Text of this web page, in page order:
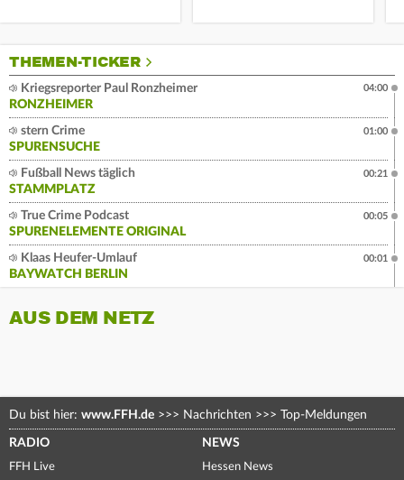
THEMEN-TICKER
Kriegsreporter Paul Ronzheimer
RONZHEIMER
04:00
stern Crime
SPURENSUCHE
01:00
Fußball News täglich
STAMMPLATZ
00:21
True Crime Podcast
SPURENELEMENTE ORIGINAL
00:05
Klaas Heufer-Umlauf
BAYWATCH BERLIN
00:01
AUS DEM NETZ
Du bist hier: www.FFH.de >>> Nachrichten >>> Top-Meldungen
RADIO
FFH Live
NEWS
Hessen News